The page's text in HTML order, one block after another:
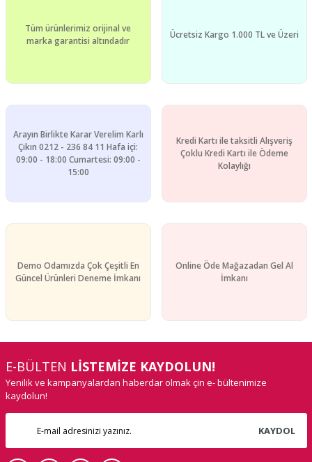
Ürün bilgilerinde hatalar bulunuyor.
Tüm ürünlerimiz orijinal ve
marka garantisi altındadır
Ücretsiz Kargo 1.000 TL ve Üzeri
Arayın Birlikte Karar Verelim Karlı
Çıkın 0212 - 236 84 11 Hafa içi:
09:00 - 18:00 Cumartesi: 09:00 -
15:00
Kredi Kartı ile taksitli Alışveriş
Çoklu Kredi Kartı ile Ödeme
Kolaylığı
Demo Odamızda Çok Çeşitli En
Güncel Ürünleri Deneme İmkanı
Online Öde Mağazadan Gel Al
İmkanı
E-BÜLTEN LİSTEMİZE KAYDOLUN!
Yenilik ve kampanyalardan haberdar olmak çin e- bültenimize
kaydolun!
KAYDOL